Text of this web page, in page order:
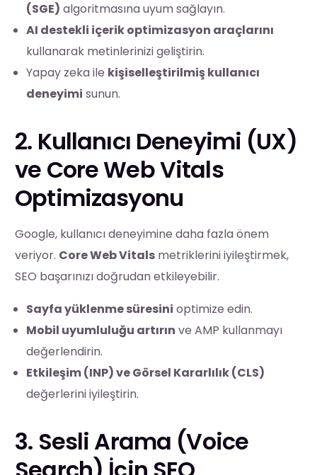
(SGE) algoritmasına uyum sağlayın.
AI destekli içerik optimizasyon araçlarını
kullanarak metinlerinizi geliştirin.
Yapay zeka ile kişiselleştirilmiş kullanıcı
deneyimi sunun.
2. Kullanıcı Deneyimi (UX)
ve Core Web Vitals
Optimizasyonu
Google, kullanıcı deneyimine daha fazla önem
veriyor. Core Web Vitals metriklerini iyileştirmek,
SEO başarınızı doğrudan etkileyebilir.
Sayfa yüklenme süresini optimize edin.
Mobil uyumluluğu artırın ve AMP kullanmayı
değerlendirin.
Etkileşim (INP) ve Görsel Kararlılık (CLS)
değerlerini iyileştirin.
3. Sesli Arama (Voice